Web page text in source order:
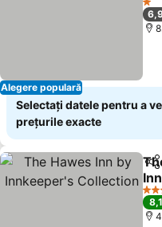
Alegere populară
1
Selectați datele pentru a
prețurile exacte
3
8,1